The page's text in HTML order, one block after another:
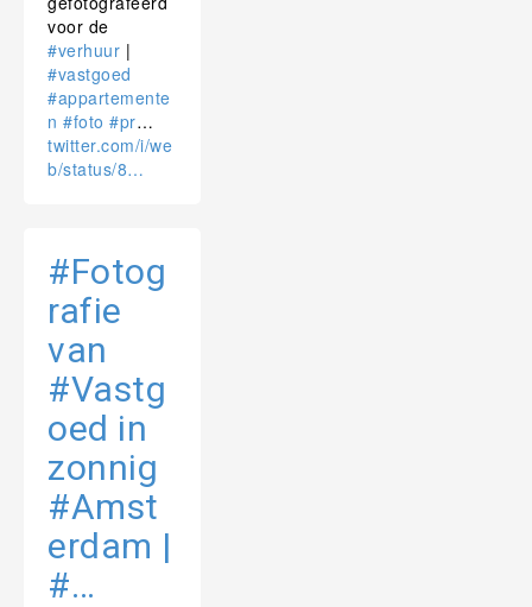
voor de
#verhuur |
#vastgoed
#appartemente
n #foto #pr…
twitter.com/i/we
b/status/8…
#Fotog
rafie
van
#Vastg
oed in
zonnig
#Amst
erdam |
#…